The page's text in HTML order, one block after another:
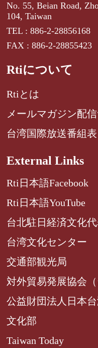
No. 55, Beian Road,
104, Taiwan
TEL : 886-2-28856168
FAX : 886-2-28855423
Rtiについて
Rtiとは
メールマガジン配
台湾国際放送番組表
External Links
Rti日本語Facebook
Rti日本語YouTube
台北駐日経済文化
台湾文化センター
交通部観光局
対外貿易発展協会
公益財団法人日本
文化部
Taiwan Today